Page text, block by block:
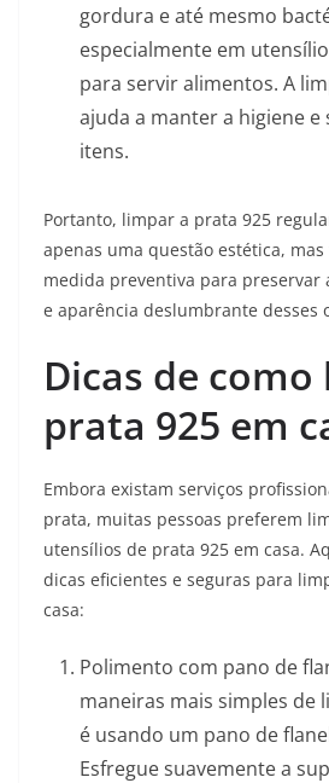
gordura e até mesmo
especialmente em
para servir alimentos. A
ajuda a manter a higiene e
itens.
Portanto, limpar a prata 925
apenas uma questão estética,
medida preventiva para preservar
e aparência deslumbrante desses
Dicas de
prata 925 em
Embora existam serviços
prata, muitas pessoas preferem
utensílios de prata 925 em casa.
dicas eficientes e seguras para
casa:
Polimento com pano de
maneiras mais simples de
é usando um pano de
Esfregue suavemente a